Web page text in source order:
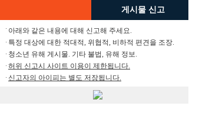
게시물 신고
아래와 같은 내용에 대해 신고해 주세요.
특정 대상에 대한 적대적, 위협적, 비하적 편견을 조장.
청소년 유해 게시물. 기타 불법, 유해 정보.
허위 신고시 사이트 이용이 제한됩니다.
신고자의 아이피는 별도 저장됩니다.